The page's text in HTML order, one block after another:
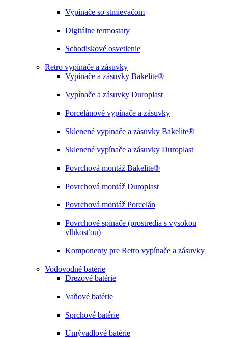
Vypínače so stmievačom
Digitálne termostaty
Schodiskové osvetlenie
Retro vypínače a zásuvky
Vypínače a zásuvky Bakelite®
Vypínače a zásuvky Duroplast
Porcelánové vypínače a zásuvky
Sklenené vypínače a zásuvky Bakelite®
Sklenené vypínače a zásuvky Duroplast
Povrchová montáž Bakelite®
Povrchová montáž Duroplast
Povrchová montáž Porcelán
Povrchové spínače (prostredia s vysokou
vlhkosťou)
Komponenty pre Retro vypínače a zásuvky
Vodovodné batérie
Drezové batérie
Vaňové batérie
Sprchové batérie
Umývadlové batérie